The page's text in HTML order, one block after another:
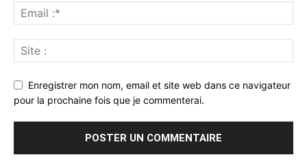
Enregistrer mon nom, email et site web dans ce navigateur
pour la prochaine fois que je commenterai.